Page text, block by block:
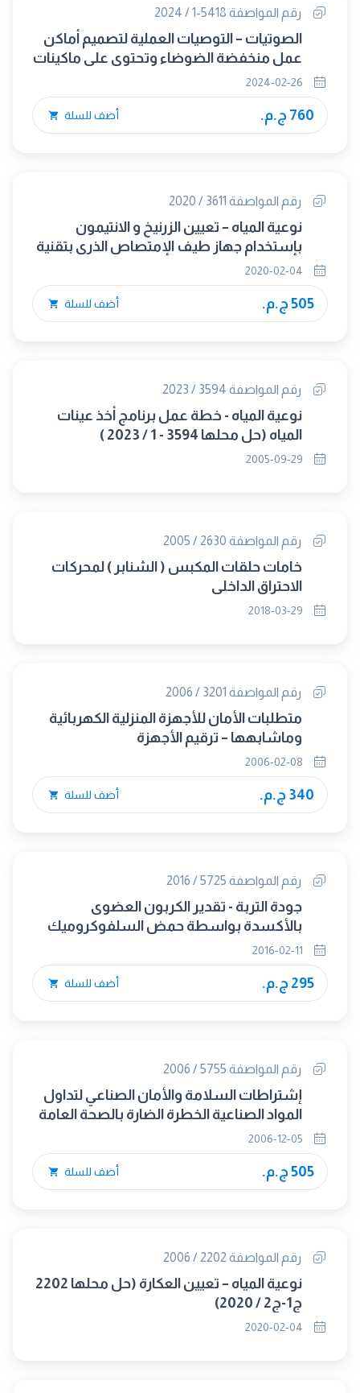
رقم المواصفة 5418-1 / 2024
الصوتيات – التوصيات العملية لتصميم أماكن
عمل منخفضة الضوضاء وتحتوى على ماكينات
الجزء الأول : استراتيجيات التحكم فى الضوضاء
760 ج.م. أضف للسلة
رقم المواصفة 3611 / 2020
نوعية المياه – تعيين الزرنيخ و الانتيمون
بإستخدام جهاز طيف الإمتصاص الذرى بتقنية
الهيدريد ( HG-AAS )
505 ج.م. أضف للسلة
رقم المواصفة 3594 / 2023
نوعية المياه - خطة عمل برنامج أخذ عينات
المياه (حل محلها 3594 - 1 / 2023 )
رقم المواصفة 2630 / 2005
خامات حلقات المكبس ( الشنابر ) لمحركات
الاحتراق الداخلى
رقم المواصفة 3201 / 2006
متطلبات الأمان للأجهزة المنزلية الكهربائية
وماشابهها – ترقيم الأجهزة
340 ج.م. أضف للسلة
رقم المواصفة 5725 / 2016
جودة التربة - تقدير الكربون العضوى
بالأكسدة بواسطة حمض السلفوكروميك
295 ج.م. أضف للسلة
رقم المواصفة 5755 / 2006
إشتراطات السلامة والأمان الصناعي لتداول
المواد الصناعية الخطرة الضارة بالصحة العامة
505 ج.م. أضف للسلة
رقم المواصفة 2202 / 2006
نوعية المياه – تعيين العكارة (حل محلها 2202
ج1-ج2 / 2020)